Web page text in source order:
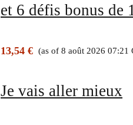
et 6 défis bonus de
13,54 € (as of 8 août 2026 07:21
Je vais aller mieux